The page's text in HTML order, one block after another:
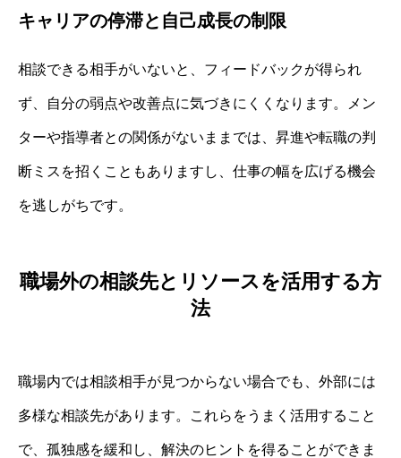
キャリアの停滞と自己成長の制限
相談できる相手がいないと、フィードバックが得られ
ず、自分の弱点や改善点に気づきにくくなります。メン
ターや指導者との関係がないままでは、昇進や転職の判
断ミスを招くこともありますし、仕事の幅を広げる機会
を逃しがちです。
職場外の相談先とリソースを活用する方
法
職場内では相談相手が見つからない場合でも、外部には
多様な相談先があります。これらをうまく活用すること
で、孤独感を緩和し、解決のヒントを得ることができま